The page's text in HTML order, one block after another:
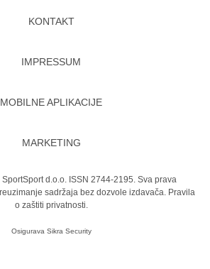
KONTAKT
IMPRESSUM
MOBILNE APLIKACIJE
MARKETING
d.o.o. ISSN 2744-2195. Sva prava
sadržaja bez dozvole izdavača. Pravila
o zaštiti privatnosti.
Osigurava Sikra Security